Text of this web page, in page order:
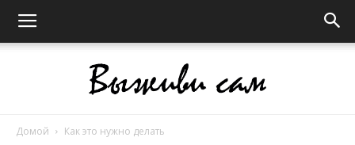
Домой Как это нужно делать